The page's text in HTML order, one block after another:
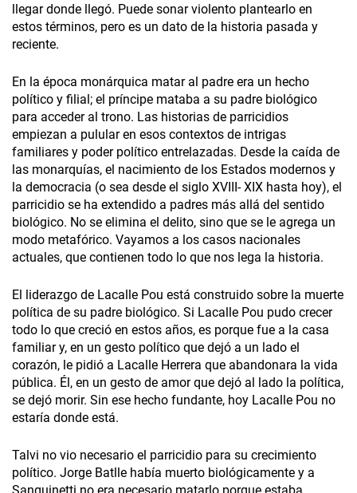
llegar donde llegó. Puede sonar violento plantearlo en
estos términos, pero es un dato de la historia pasada y
reciente.
En la época monárquica matar al padre era un hecho
político y filial; el príncipe mataba a su padre biológico
para acceder al trono. Las historias de parricidios
empiezan a pulular en esos contextos de intrigas
familiares y poder político entrelazadas. Desde la caída de
las monarquías, el nacimiento de los Estados modernos y
la democracia (o sea desde el siglo XVIII- XIX hasta hoy), el
parricidio se ha extendido a padres más allá del sentido
biológico. No se elimina el delito, sino que se le agrega un
modo metafórico. Vayamos a los casos nacionales
actuales, que contienen todo lo que nos lega la historia.
El liderazgo de Lacalle Pou está construido sobre la muerte
política de su padre biológico. Si Lacalle Pou pudo crecer
todo lo que creció en estos años, es porque fue a la casa
familiar y, en un gesto político que dejó a un lado el
corazón, le pidió a Lacalle Herrera que abandonara la vida
pública. Él, en un gesto de amor que dejó al lado la política,
se dejó morir. Sin ese hecho fundante, hoy Lacalle Pou no
estaría donde está.
Talvi no vio necesario el parricidio para su crecimiento
político. Jorge Batlle había muerto biológicamente y a